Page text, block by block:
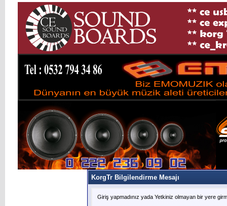
KorgTr Bilgilendirme Mesajı
Giriş yapmadınız yada Yetkiniz olmayan bir yere